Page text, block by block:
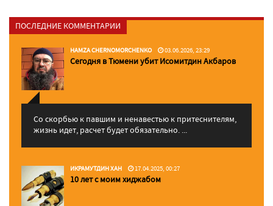
ПОСЛЕДНИЕ КОММЕНТАРИИ
HAMZA CHERNOMORCHENKO 03.06.2026, 23:29
Сегодня в Тюмени убит Исомитдин Акбаров
Со скорбью к павшим и ненавестью к притеснителям,
жизнь идет, расчет будет обязательно. ...
ИКРАМУТДИН ХАН 17.04.2025, 00:27
10 лет с моим хиджабом